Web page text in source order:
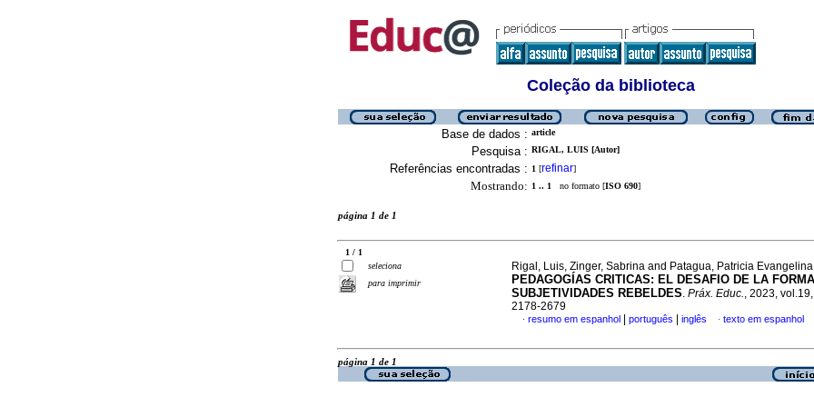
Coleção da biblioteca
Base de dados : article
Pesquisa : RIGAL, LUIS [Autor]
Referências encontradas : 1 [refinar]
Mostrando: 1 .. 1 no formato [ISO 690]
página 1 de 1
1 / 1
seleciona
para imprimir
Rigal, Luis, Zinger, Sabrina and Patagua, Patricia Evangelina
PEDAGOGÍAS CRITICAS: EL DESAFIO DE LA
SUBJETIVIDADES REBELDES. Práx. Educ., 2023,
2178-2679
· resumo em espanhol português inglês · texto em espanhol
página 1 de 1